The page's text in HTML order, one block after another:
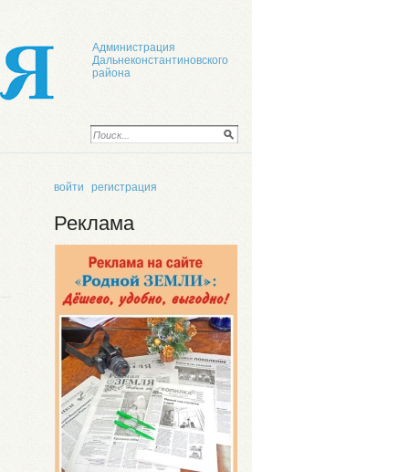
Администрация
Дальнеконстантиновского
района
войти регистрация
Реклама